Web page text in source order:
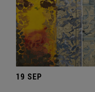
19 SEP